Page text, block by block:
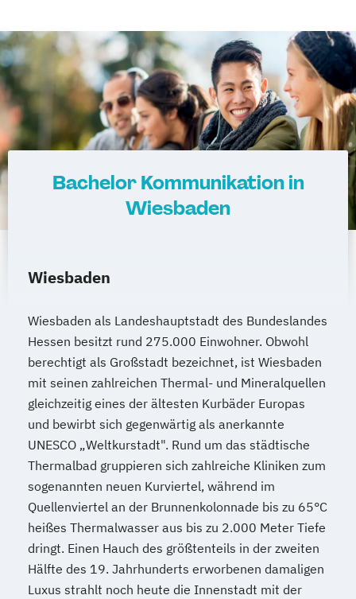
Bachelor Kommunikation in
Wiesbaden
Wiesbaden
Wiesbaden als Landeshauptstadt des Bundeslandes
Hessen besitzt rund 275.000 Einwohner. Obwohl
berechtigt als Großstadt bezeichnet, ist Wiesbaden
mit seinen zahlreichen Thermal- und Mineralquellen
gleichzeitig eines der ältesten Kurbäder Europas
und bewirbt sich gegenwärtig als anerkannte
UNESCO „Weltkurstadt". Rund um das städtische
Thermalbad gruppieren sich zahlreiche Kliniken zum
sogenannten neuen Kurviertel, während im
Quellenviertel an der Brunnenkolonnade bis zu 65°C
heißes Thermalwasser aus bis zu 2.000 Meter Tiefe
dringt. Einen Hauch des größtenteils in der zweiten
Hälfte des 19. Jahrhunderts erworbenen damaligen
Luxus strahlt noch heute die Innenstadt mit der